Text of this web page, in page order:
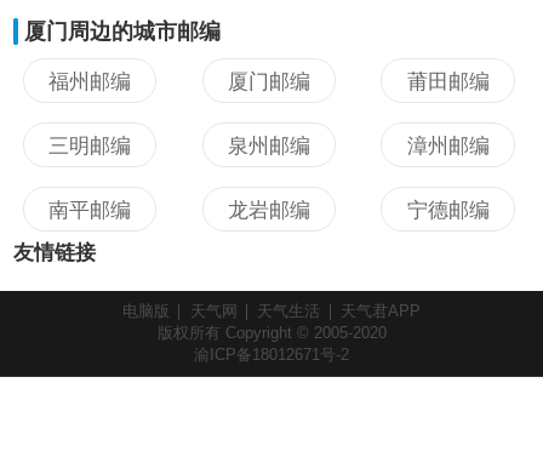
厦门周边的城市邮编
福州邮编 厦门邮编 莆田邮编
三明邮编 泉州邮编 漳州邮编
南平邮编 龙岩邮编
宁德邮编
友情链接
电脑版 天气网 天气生活
天气君APP
版权所有 Copyright © 2005-2020
渝ICP备18012671号-2